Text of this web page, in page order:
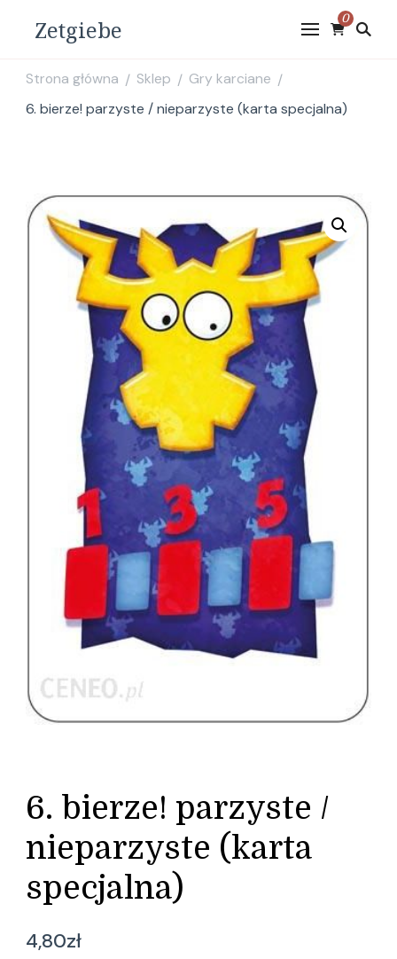
Zetgiebe 0
Strona główna / Sklep / Gry karciane /
6. bierze! parzyste / nieparzyste (karta specjalna)
6. bierze! parzyste /
nieparzyste (karta
specjalna)
4,80zł